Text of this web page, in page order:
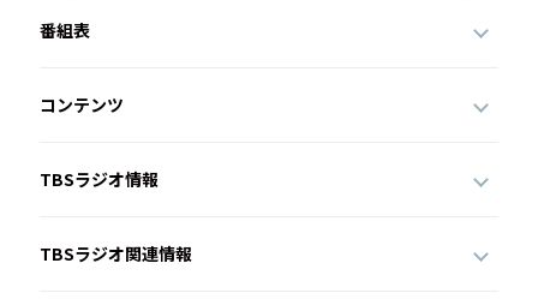
番組表
コンテンツ
TBSラジオ情報
TBSラジオ関連情報